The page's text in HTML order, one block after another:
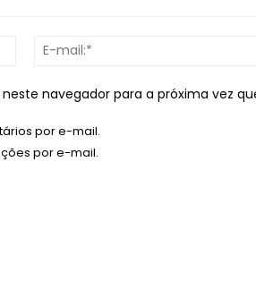
Nome:*
navegador para a próxima vez
por e-mail.
por e-mail.